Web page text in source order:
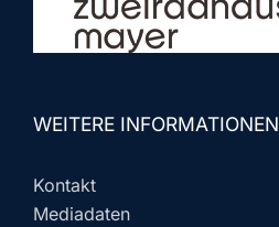
WEITERE INFORMATIONEN
Kontakt
Mediadaten